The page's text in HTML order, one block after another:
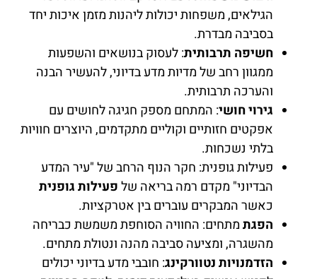
הגילאים, משפחות יכולות ליהנות מזמן איכות יחד
בסביבה מבדרת.
חשיפה תרבותית: לעסוק בנושאים והשפעות
ממגוון רחב של מדיות מדע בדיוני, להעשיר הבנה
והערכה תרבותית.
גירוי חושי: המתחם מספק חגיגה לחושים עם
אפקטים חזותיים וקוליים מתקדמים, היוצרים חוויות
בלתי נשכחות.
פעילות גופנית: חקר הנוף הרחב של "עיר המדע
הבדיוני" מקדם רמה בריאה שלפעילות גופנית
כאשר המבקרים עוברים בין אטרקציות.
הפגתמתחים: החוויה הסוחפת משמשת כבריחה
מהשגרה, ומציעה סביבה מהנה ונטולת מתחים.
הזדמנויות נטוורקינג: חובבי מדע בדיוני יכולים